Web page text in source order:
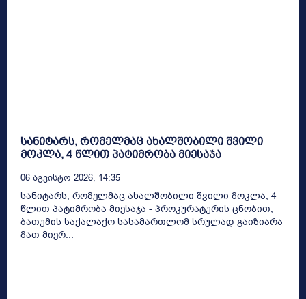
სანიტარს, რომელმაც ახალშობილი შვილი
მოკლა, 4 წლით პატიმრობა მიესაჯა
06 Აგვისტო 2026, 14:35
სანიტარს, რომელმაც ახალშობილი შვილი მოკლა, 4
წლით პატიმრობა მიესაჯა - პროკურატურის ცნობით,
ბათუმის საქალაქო სასამართლომ სრულად გაიზიარა
მათ მიერ...